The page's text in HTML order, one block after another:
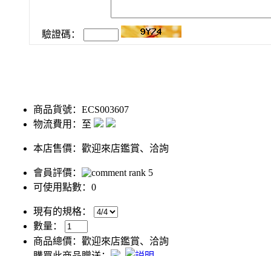
驗證碼：
商品貨號：ECS003607
物流費用：至
本店售價： 歡迎來店鑑賞、洽詢
會員評價：
可使用點數：0
現有的規格：
數量：
商品總價： 歡迎來店鑑賞、洽詢